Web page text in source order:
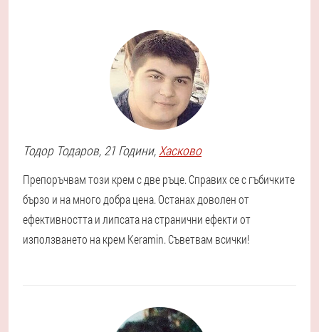
Тодор Тодаров, 21 Години,Хасково
Препоръчвам този крем с две ръце. Справих се с гъбичките
бързо и на много добра цена. Останах доволен от
ефективността и липсата на странични ефекти от
използването на крем Keramin. Съветвам всички!